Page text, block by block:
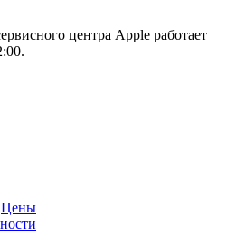
центра Apple работает
Цены